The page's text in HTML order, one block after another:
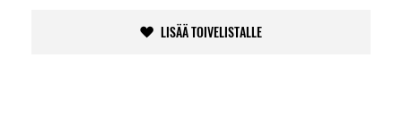
LISÄÄ TOIVELISTALLE